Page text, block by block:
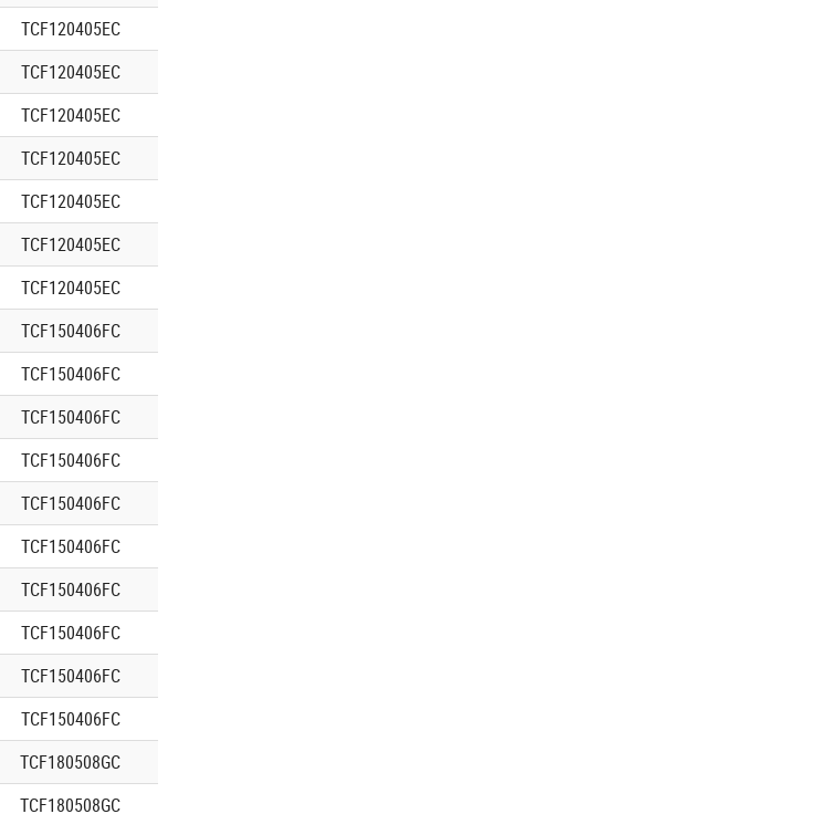
TCF120405EC
TCF120405EC
TCF120405EC
TCF120405EC
TCF120405EC
TCF120405EC
TCF120405EC
TCF150406FC
TCF150406FC
TCF150406FC
TCF150406FC
TCF150406FC
TCF150406FC
TCF150406FC
TCF150406FC
TCF150406FC
TCF150406FC
TCF180508GC
TCF180508GC